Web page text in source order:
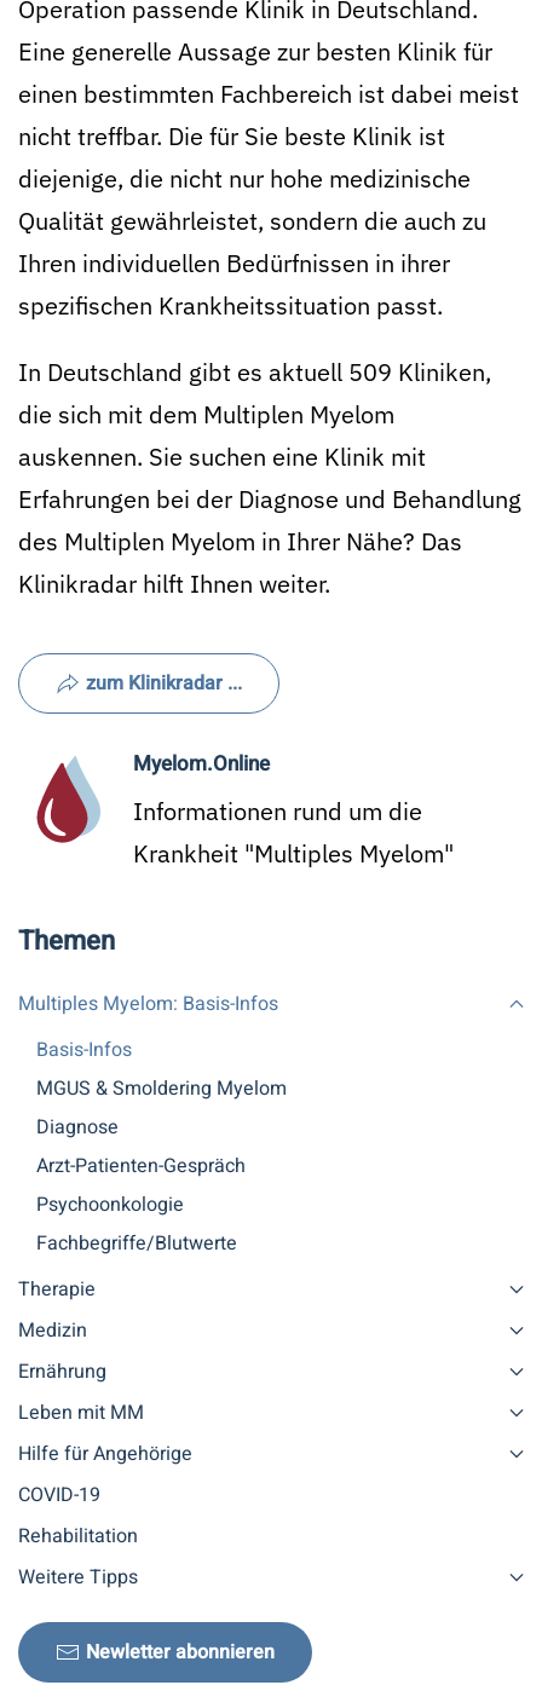
Operation passende Klinik in Deutschland.
Eine generelle Aussage zur besten Klinik für
einen bestimmten Fachbereich ist dabei meist
nicht treffbar. Die für Sie beste Klinik ist
diejenige, die nicht nur hohe medizinische
Qualität gewährleistet, sondern die auch zu
Ihren individuellen Bedürfnissen in ihrer
spezifischen Krankheitssituation passt.
In Deutschland gibt es aktuell 509 Kliniken,
die sich mit dem Multiplen Myelom
auskennen. Sie suchen eine Klinik mit
Erfahrungen bei der Diagnose und Behandlung
des Multiplen Myelom in Ihrer Nähe? Das
Klinikradar hilft Ihnen weiter.
zum Klinikradar ...
Myelom.Online
Informationen rund um die
Krankheit "Multiples Myelom"
Themen
Multiples Myelom: Basis-Infos
Basis-Infos
MGUS & Smoldering Myelom
Diagnose
Arzt-Patienten-Gespräch
Psychoonkologie
Fachbegriffe/Blutwerte
Therapie
Medizin
Ernährung
Leben mit MM
Hilfe für Angehörige
COVID-19
Rehabilitation
Weitere Tipps
Newletter abonnieren